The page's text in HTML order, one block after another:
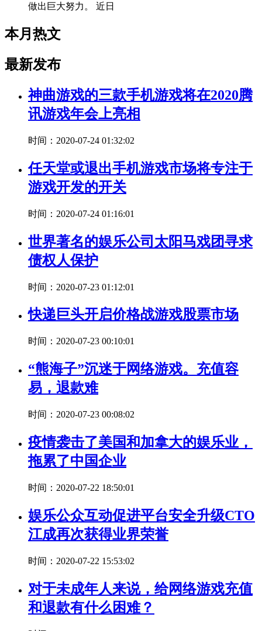
做出巨大努力。 近日
本月热文
最新发布
神曲游戏的三款手机游戏将在2020腾
讯游戏年会上亮相
时间：2020-07-24 01:32:02
任天堂或退出手机游戏市场将专注于
游戏开发的开关
时间：2020-07-24 01:16:01
世界著名的娱乐公司太阳马戏团寻求
债权人保护
时间：2020-07-23 01:12:01
快递巨头开启价格战游戏股票市场
时间：2020-07-23 00:10:01
“熊海子”沉迷于网络游戏。充值容
易，退款难
时间：2020-07-23 00:08:02
疫情袭击了美国和加拿大的娱乐业，
拖累了中国企业
时间：2020-07-22 18:50:01
娱乐公众互动促进平台安全升级CTO
江成再次获得业界荣誉
时间：2020-07-22 15:53:02
对于未成年人来说，给网络游戏充值
和退款有什么困难？